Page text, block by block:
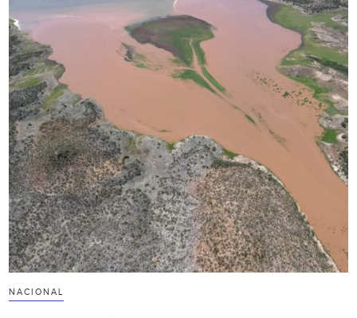
NACIONAL